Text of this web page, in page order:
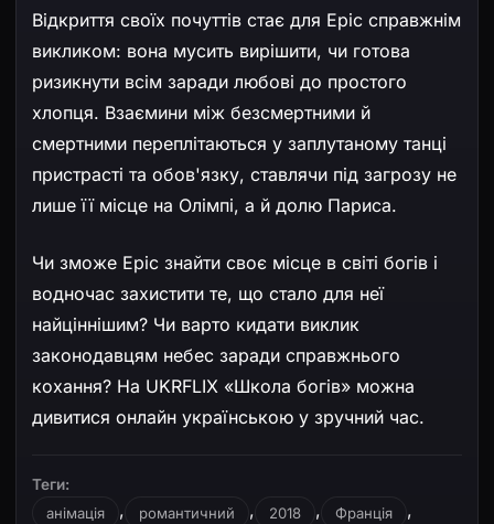
Відкриття своїх почуттів стає для Еріс справжнім
викликом: вона мусить вирішити, чи готова
ризикнути всім заради любові до простого
хлопця. Взаємини між безсмертними й
смертними переплітаються у заплутаному танці
пристрасті та обов'язку, ставлячи під загрозу не
лише її місце на Олімпі, а й долю Париса.
Чи зможе Еріс знайти своє місце в світі богів і
водночас захистити те, що стало для неї
найціннішим? Чи варто кидати виклик
законодавцям небес заради справжнього
кохання? На UKRFLIX «Школа богів» можна
дивитися онлайн українською у зручний час.
Теги:
анімація
, романтичний , 2018 , Франція ,